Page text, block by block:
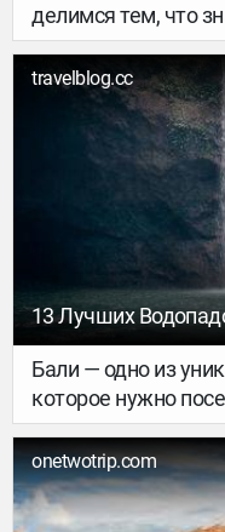
делимся тем, что
регионам Гран-
travelblog.cc
13 Лучших
Бали — одно из
которое нужно
потрясающий
посетителей.
так известен,
позволяет людям
onetwotrip.com